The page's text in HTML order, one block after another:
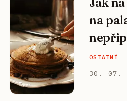
na
OSTATNÍ
30. 07.